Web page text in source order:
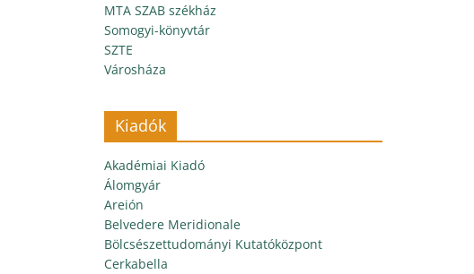
MTA SZAB székház
Somogyi-könyvtár
SZTE
Városháza
Kiadók
Akadémiai Kiadó
Álomgyár
Areión
Belvedere Meridionale
Bölcsészettudományi Kutatóközpont
Cerkabella